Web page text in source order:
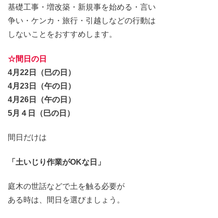
基礎工事・増改築・新規事を始める・言い
争い・ケンカ・旅行・引越しなどの行動は
しないことをおすすめします。
☆間日の日
4月22日（巳の日）
4月23日（午の日）
4月26日（午の日）
5月４日（巳の日）
間日だけは
「土いじり作業がOKな日」
庭木の世話などで土を触る必要が
ある時は、間日を選びましょう。